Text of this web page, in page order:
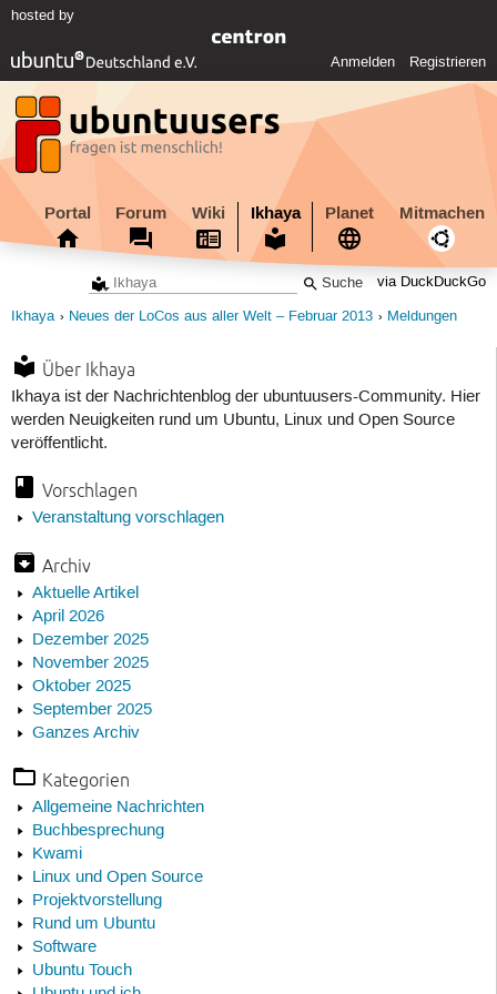
hosted by
Anmelden Registrieren
Portal Forum Wiki Ikhaya Planet Mitmachen
via DuckDuckGo
Ikhaya Neues der LoCos aus aller Welt – Februar 2013 Meldungen
Über Ikhaya
Ikhaya ist der Nachrichtenblog der ubuntuusers-Community. Hier
werden Neuigkeiten rund um Ubuntu, Linux und Open Source
veröffentlicht.
Vorschlagen
Veranstaltung vorschlagen
Archiv
Aktuelle Artikel
April 2026
Dezember 2025
November 2025
Oktober 2025
September 2025
Ganzes Archiv
Kategorien
Allgemeine Nachrichten
Buchbesprechung
Kwami
Linux und Open Source
Projektvorstellung
Rund um Ubuntu
Software
Ubuntu Touch